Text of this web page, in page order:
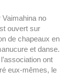
Vaimahina no
ouvert sur
de chapeaux en
et danse.
ont
eux-mêmes, le